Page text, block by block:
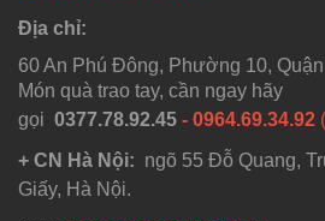
Địa chỉ:
60 An Phú Đông, Phường 10,
Món quà trao tay, cần ngay hãy
gọi 0377.78.92.45 - 0964.69.34.92
+ CN Hà Nội: ngõ 55 Đỗ Quang,
Giấy, Hà Nội.